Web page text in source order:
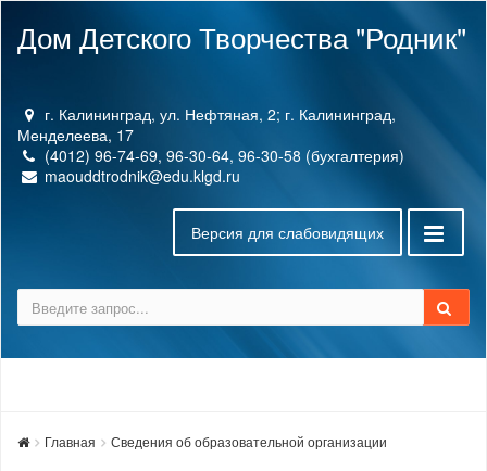
Дом Детского Творчества "Родник"
г. Калининград, ул. Нефтяная, 2; г. Калининград,
Менделеева, 17
(4012) 96-74-69, 96-30-64, 96-30-58 (бухгалтерия)
maouddtrodnik@edu.klgd.ru
Версия для слабовидящих
Главная Сведения об образовательной организации